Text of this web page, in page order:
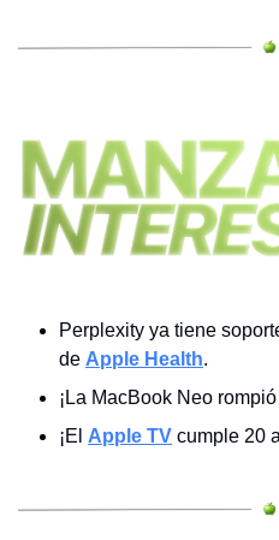
Perplexity ya tiene
de Apple Health.
¡La MacBook Neo rompió
¡El Apple TV cumple 20